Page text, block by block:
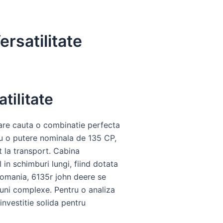
cauta o combinatie perfecta
putere nominala de 135 CP,
la transport. Cabina
schimburi lungi, fiind dotata
6135r john deere se
complexe. Pentru o analiza
solida pentru